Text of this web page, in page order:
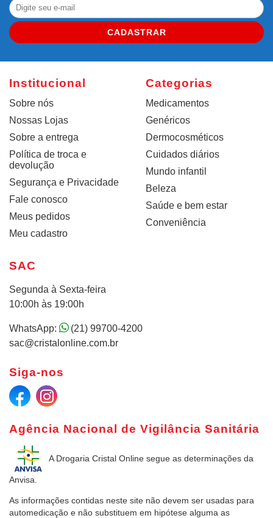
CADASTRAR
Institucional
Sobre nós
Nossas Lojas
Sobre a entrega
Política de troca e
devolução
Segurança e Privacidade
Fale conosco
Meus pedidos
Meu cadastro
Categorias
Medicamentos
Genéricos
Dermocosméticos
Cuidados diários
Mundo infantil
Beleza
Saúde e bem estar
Conveniência
Agência Nacional de Vigilância Sanitária
A Drogaria Cristal Online segue as determinações da
Anvisa.
As informações contidas neste site não devem ser usadas para
automedicação e não substituem em hipótese alguma as
SAC
Segunda à Sexta-feira
10:00h às 19:00h
WhatsApp:
(21) 99700-4200
sac@cristalonline.com.br
Siga-nos